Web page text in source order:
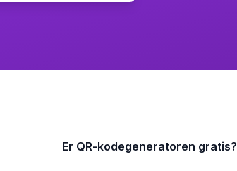
Er QR-kodegeneratoren gratis?